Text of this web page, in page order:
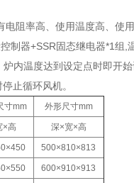
阻率高、使用温度高、使
制器+SSR固态继电器*1组,
内温度达到设定点时即开
止循环风机。
寸mm 外形尺寸mm
×高 深×宽×高
500×810×813
600×910×913